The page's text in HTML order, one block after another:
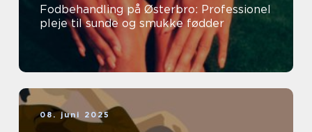
Fodbehandling på Østerbro: Professionel
pleje til sunde og smukke fødder
08. juni 2025